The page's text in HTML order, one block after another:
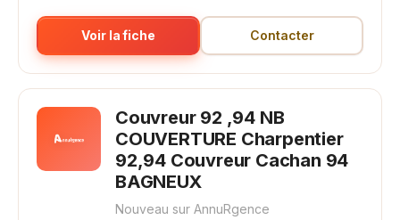
Voir la fiche Contacter
Couvreur 92 ,94 NB
COUVERTURE Charpentier
92,94 Couvreur Cachan 94
BAGNEUX
Nouveau sur AnnuRgence